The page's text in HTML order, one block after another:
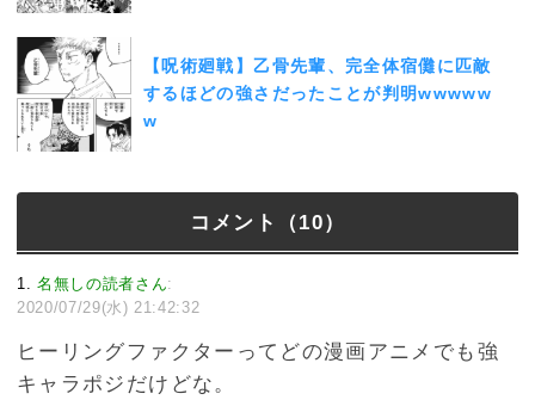
【呪術廻戦】乙骨先輩、完全体宿儺に匹敵
するほどの強さだったことが判明wwwww
w
コメント（10）
1 名無しの読者さん:
2020/07/29(水) 21:42:32
ヒーリングファクターってどの漫画アニメでも強
キャラポジだけどな。